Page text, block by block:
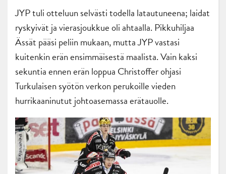
JYP tuli otteluun selvästi todella latautuneena; laidat
ryskyivät ja vierasjoukkue oli ahtaalla. Pikkuhiljaa
Ässät pääsi peliin mukaan, mutta JYP vastasi
kuitenkin erän ensimmäisestä maalista. Vain kaksi
sekuntia ennen erän loppua Christoffer ohjasi
Turkulaisen syötön verkon perukoille vieden
hurrikaaninutut johtoasemassa erätauolle.